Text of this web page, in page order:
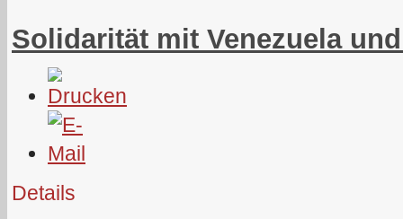
Solidarität mit Venezuela
Details